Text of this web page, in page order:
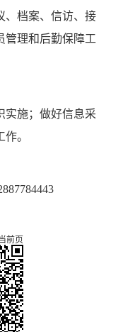
、档案、信访、接
管理和后勤保障工
施；做好信息采
。
前页